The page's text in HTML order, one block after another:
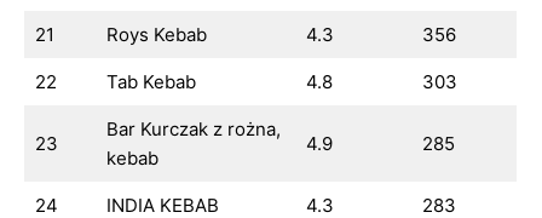
21 Roys Kebab 4.3 356
22 Tab Kebab 4.8 303
23
Bar Kurczak z rożna,
kebab
4.9 285
24 INDIA KEBAB 4.3 283